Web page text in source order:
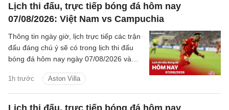
Lịch thi đấu, trực tiếp bóng đá hôm nay
07/08/2026: Việt Nam vs Campuchia
1h trước Aston Villa
Thông tin ngày giờ, lịch trực tiếp các trận
đấu đáng chú ý sẽ có trong lịch thi đấu
bóng đá hôm nay ngày 07/08/2026 và
tiếp.